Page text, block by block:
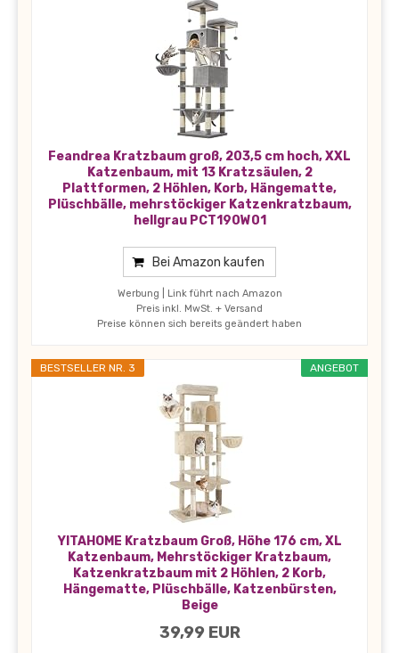
Feandrea Kratzbaum groß, 203,5 cm hoch, XXL
Katzenbaum, mit 13 Kratzsäulen, 2
Plattformen, 2 Höhlen, Korb, Hängematte,
Plüschbälle, mehrstöckiger Katzenkratzbaum,
hellgrau PCT190W01
Bei Amazon kaufen
Werbung | Link führt nach Amazon
Preis inkl. MwSt. + Versand
Preise können sich bereits geändert haben
ANGEBOT
BESTSELLER NR. 3
YITAHOME Kratzbaum Groß, Höhe 176 cm, XL
Katzenbaum, Mehrstöckiger Kratzbaum,
Katzenkratzbaum mit 2 Höhlen, 2 Korb,
Hängematte, Plüschbälle, Katzenbürsten,
Beige
39,99 EUR